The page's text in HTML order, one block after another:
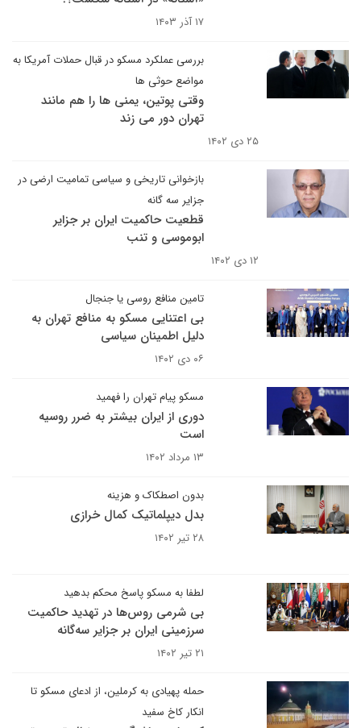
۱۷ آذر ۱۴۰۳
بررسی عملکرد مسکو در قبال حملات آمریکا به
مواضع حوثی ها
وقتی پوتین، یمنی ها را هم مانند
تهران دور می زند
۲۵ دی ۱۴۰۲
بازخوانی تاریخی و سیاسی تمامیت ارضی در
جزایر سه گانه
قطعیت حاکمیت ایران بر جزایر
ابوموسی و تنب ‌‌
۱۲ دی ۱۴۰۲
تامین منافع روسی یا جنجال
بی اعتنایی مسکو به منافع تهران به
دلیل اطمینان سیاسی
۰۶ دی ۱۴۰۲
مسکو پیام تهران را فهمید
دوری از ایران بیشتر به ضرر روسیه
است
۱۳ مرداد ۱۴۰۲
بدون اصطکاک و هزینه
بدل دیپلماتیک کمال خرازی
۲۸ تیر ۱۴۰۲
لطفا به مسکو پاسخ محکم بدهید
بی شرمی روس‌ها در تهدید حاکمیت
سرزمینی ایران بر جزایر سه‌گانه
۲۱ تیر ۱۴۰۲
حمله پهیادی به کرملین، از ادعای مسکو تا
انکار کاخ سفید